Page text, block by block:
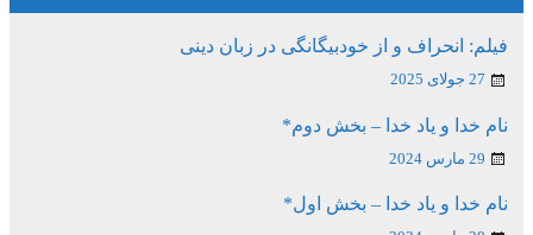
فیلم: انحراف و از خودبیگانگی در زبان دینی
27 جولای 2025
نام خدا و یاد خدا – بخش دوم*
29 مارس 2024
نام خدا و یاد خدا – بخش اول*